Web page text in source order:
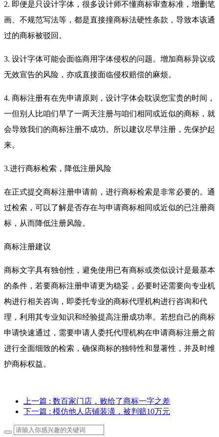
2. 即便是只设计字体，很多设计师不懂商标审查标准，增删笔
画、不规范写法等，都是直接撞商标法硬性条款，导致本该通
过的商标被驳回。
3. 设计字体可能会面临商用字体侵权的问题。增加商标异议或
无效宣告的风险，亦或直接面临侵权赔偿的麻烦。
4. 商标注册有在先申请原则，设计字体会耽误您宝贵的时间，
一但别人比咱们早了一两天注册与咱们相同或近似的商标，就
会导致我们的商标注册不成功。所以建议尽早注册，先保护起
来。
3.进行商标检索，降低注册风险
在正式提交商标注册申请前，进行商标检索是非常必要的。通
过检索，可以了解是否存在与申请商标相同或近似的已注册商
标，从而降低注册风险。
商标注册建议
商标文字具有独创性，避免使用已有商标或类似设计是最基本
的条件，若要商标注册申请更为稳妥，必要时还需要向专业机
构进行相关咨询，即委托专业的商标代理机构进行咨询和代
理，利用其专业知识和经验提高注册成功率。若想自己的商标
申请快速通过，需要申请人委托代理机构在申请商标注册之前
进行全面细致的检索，确保商标的独特性和显著性，并及时维
护商标权益。
上一篇 : 数百家门店，败给了商标一字之差
下一篇 : 模仿他人店铺装潢，被判赔10万元